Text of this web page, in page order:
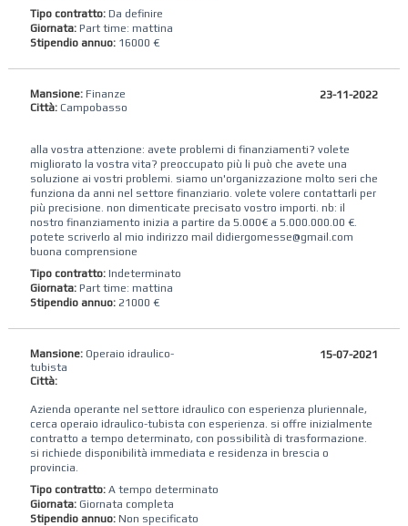
Tipo contratto:Da definire
Giornata: Part time: mattina
Stipendio annuo: 16000 €
Mansione:Finanze
Città:Campobasso
23-11-2022
alla vostra attenzione: avete problemi di finanziamenti? volete
migliorato la vostra vita? preoccupato più li può che avete una
soluzione ai vostri problemi. siamo un'organizzazione molto seri che
funziona da anni nel settore finanziario. volete volere contattarli per
più precisione. non dimenticate precisato vostro importi. nb: il
nostro finanziamento inizia a partire da 5.000€ a 5.000.000.00 €.
potete scriverlo al mio indirizzo mail didiergomesse@gmail.com
buona comprensione
Tipo contratto:Indeterminato
Giornata: Part time: mattina
Stipendio annuo: 21000 €
Mansione:Operaio idraulico-
tubista
Città:
15-07-2021
Azienda operante nel settore idraulico con esperienza pluriennale,
cerca operaio idraulico-tubista con esperienza. si offre inizialmente
contratto a tempo determinato, con possibilità di trasformazione.
si richiede disponibilità immediata e residenza in brescia o
provincia.
Tipo contratto:A tempo determinato
Giornata: Giornata completa
Stipendio annuo: Non specificato